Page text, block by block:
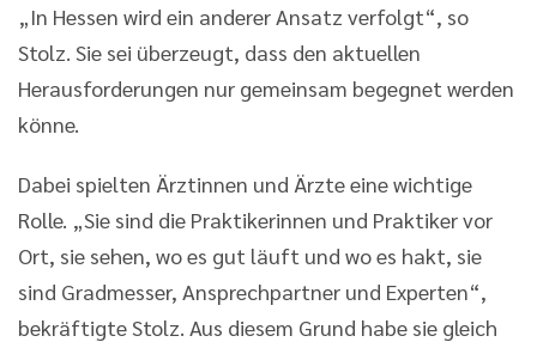
„In Hessen wird ein anderer Ansatz verfolgt“, so
Stolz. Sie sei überzeugt, dass den aktuellen
Herausforderungen nur gemeinsam begegnet werden
könne.
Dabei spielten Ärztinnen und Ärzte eine wichtige
Rolle. „Sie sind die Praktikerinnen und Praktiker vor
Ort, sie sehen, wo es gut läuft und wo es hakt, sie
sind Gradmesser, Ansprechpartner und Experten“,
bekräftigte Stolz. Aus diesem Grund habe sie gleich